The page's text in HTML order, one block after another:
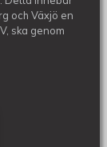
och Växjö en
ska genom